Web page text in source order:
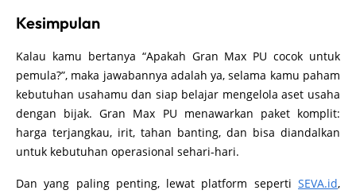
Kesimpulan
Kalau kamu bertanya “Apakah Gran Max PU cocok untuk
pemula?”, maka jawabannya adalah ya, selama kamu paham
kebutuhan usahamu dan siap belajar mengelola aset usaha
dengan bijak. Gran Max PU menawarkan paket komplit:
harga terjangkau, irit, tahan banting, dan bisa diandalkan
untuk kebutuhan operasional sehari-hari.
Dan yang paling penting, lewat platform seperti SEVA.id,